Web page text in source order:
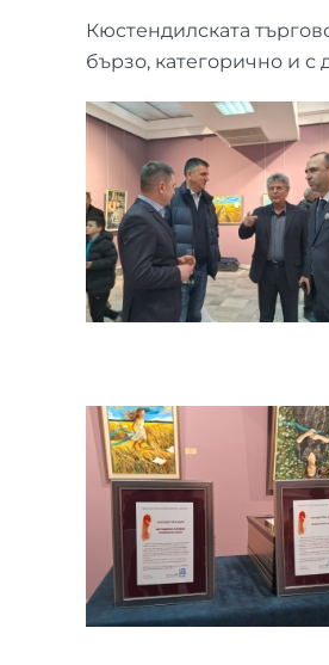
Кюстендилската
бързо, категорично и с